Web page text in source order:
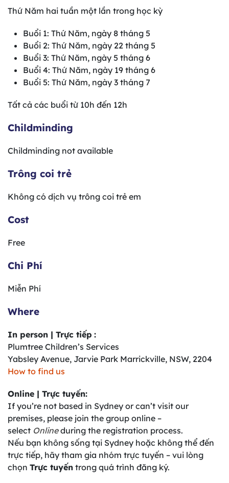
Thứ Năm hai tuần một lần trong học kỳ
Buổi 1: Thứ Năm, ngày 8 tháng 5
Buổi 2: Thứ Năm, ngày 22 tháng 5
Buổi 3: Thứ Năm, ngày 5 tháng 6
Buổi 4: Thứ Năm, ngày 19 tháng 6
Buổi 5: Thứ Năm, ngày 3 tháng 7
Tất cả các buổi từ 10h đến 12h
Childminding
Childminding not available
Trông coi trẻ
Không có dịch vụ trông coi trẻ em
Cost
Free
Chi Phí
Miễn Phí
Where
In person | Trực tiếp :
Plumtree Children’s Services
Yabsley Avenue, Jarvie Park Marrickville, NSW, 2204
How to find us
Online | Trực tuyến:
If you’re not based in Sydney or can’t visit our
premises, please join the group online –
select Onlineduring the registration process.
Nếu bạn không sống tại Sydney hoặc không thể đến
trực tiếp, hãy tham gia nhóm trực tuyến – vui lòng
chọn Trực tuyến trong quá trình đăng ký.